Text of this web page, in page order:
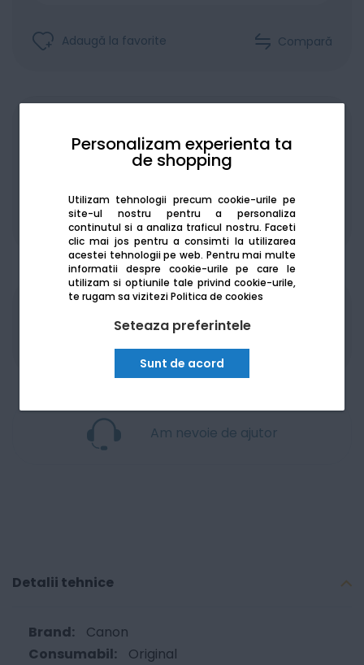
Personalizam experienta ta
de shopping
Utilizam tehnologii precum cookie-urile pe
site-ul nostru pentru a personaliza
continutul si a analiza traficul nostru. Faceti
clic mai jos pentru a consimti la utilizarea
acestei tehnologii pe web. Pentru mai multe
informatii despre cookie-urile pe care le
utilizam si optiunile tale privind cookie-urile,
te rugam sa viziteziPolitica de cookies
Seteaza preferintele
Sunt de acord
Adaugă la favorite Compară
De la: 193.19Lei / lună Vezi detalii
achizitii publiceSEAP/SICAP
Am nevoie de ajutor
Detalii tehnice
Canon
Original